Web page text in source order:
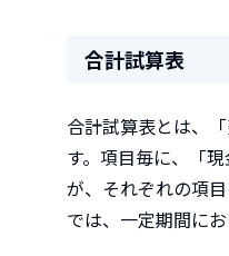
合計試算表
合計試算表とは、
す。項目毎に、「
が、それぞれの項
では、一定期間に